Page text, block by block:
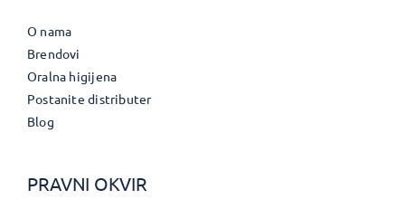
O nama
Brendovi
Oralna higijena
Postanite distributer
Blog
PRAVNI OKVIR